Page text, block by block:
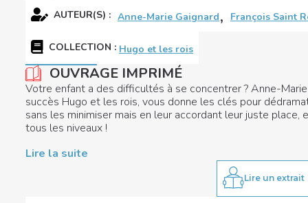
AUTEUR(S) : Anne-Marie Gaignard, François Saint
COLLECTION : Hugo et les rois
OUVRAGE IMPRIMÉ
Votre enfant a des difficultés à se concentrer ? Anne-
succès Hugo et les rois, vous donne les clés pour
sans les minimiser mais en leur accordant leur juste
tous les niveaux !
Lire la suite
Lire un extrait